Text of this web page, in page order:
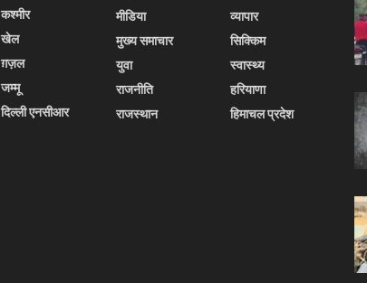
कश्मीर
खेल
ग़ज़ल
जम्मू
दिल्ली एनसीआर
मीडिया
मुख्य समाचार
युवा
राजनीति
राजस्थान
व्यापार
सिक्किम
स्वास्थ्य
हरियाणा
हिमाचल प्रदेश